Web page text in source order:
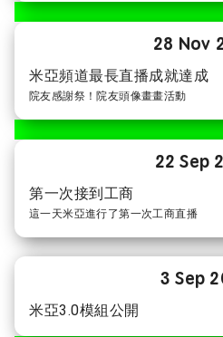
28 Nov
米亞頻道最長直播成就達成
院友感謝祭！院友頭像畫畫活動
22 Sep
第一次接到工商
這一天米亞進行了第一次工商直播
3 Sep
米亞3.0模組公開